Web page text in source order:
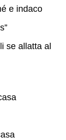
e indaco
se allatta al